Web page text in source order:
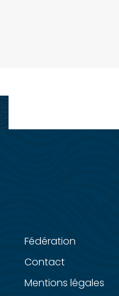
Fédération
Contact
Mentions légales